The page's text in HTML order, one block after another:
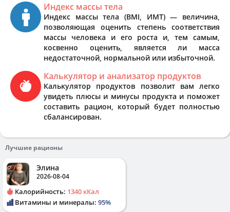
Индекс массы тела
Индекс массы тела (BMI, ИМТ) — величина,
позволяющая оценить степень соответствия
массы человека и его роста и, тем самым,
косвенно оценить, является ли масса
недостаточной, нормальной или избыточной.
Калькулятор и анализатор продуктов
Калькулятор продуктов позволит вам легко
увидеть плюсы и минусы продукта и поможет
составить рацион, который будет полностью
сбалансирован.
Лучшие рационы
Элина
2026-08-04
Калорийность: 1340 кКал
Витамины и минералы: 95%